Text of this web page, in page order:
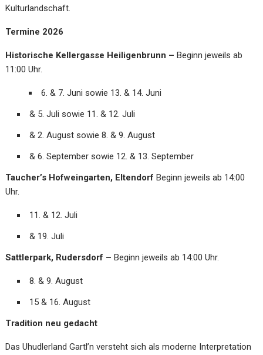
Kulturlandschaft.
Termine 2026
Historische Kellergasse Heiligenbrunn –Beginn jeweils ab
11:00 Uhr.
6. & 7. Juni sowie 13. & 14. Juni
& 5. Juli sowie 11. & 12. Juli
& 2. August sowie 8. & 9. August
& 6. September sowie 12. & 13. September
Taucher’s Hofweingarten, EltendorfBeginn jeweils ab 14:00
Uhr.
11. & 12. Juli
& 19. Juli
Sattlerpark, Rudersdorf –Beginn jeweils ab 14:00 Uhr.
8. & 9. August
15 & 16. August
Tradition neu gedacht
Das Uhudlerland Gartl’n versteht sich als moderne Interpretation